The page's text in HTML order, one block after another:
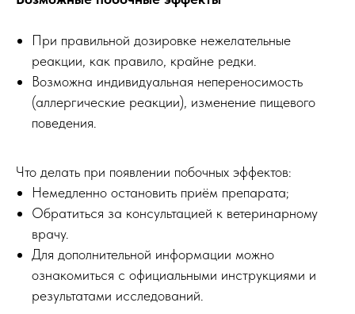
При правильной дозировке нежелательные
реакции, как правило, крайне редки.
Возможна индивидуальная непереносимость
(аллергические реакции), изменение пищевого
поведения.
Что делать при появлении побочных эффектов:
Немедленно остановить приём препарата;
Обратиться за консультацией к ветеринарному
врачу.
Для дополнительной информации можно
ознакомиться с официальными инструкциями и
результатами исследований.